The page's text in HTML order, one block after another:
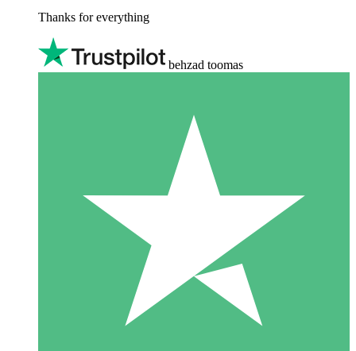
Thanks for everything
behzad toomas